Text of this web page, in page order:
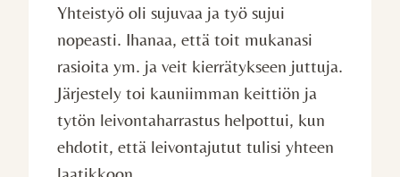
Yhteistyö oli sujuvaa ja työ sujui
nopeasti. Ihanaa, että toit mukanasi
rasioita ym. ja veit kierrätykseen juttuja.
Järjestely toi kauniimman keittiön ja
tytön leivontaharrastus helpottui, kun
ehdotit, että leivontajutut tulisi yhteen
laatikkoon.